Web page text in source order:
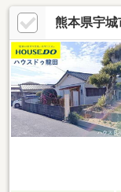
提携金融機関が多数
ション家計の見直しのプロのFP
▼税金面等のアドバ
後の対応お引渡し後
等の運用をサポート！
熊本県宇